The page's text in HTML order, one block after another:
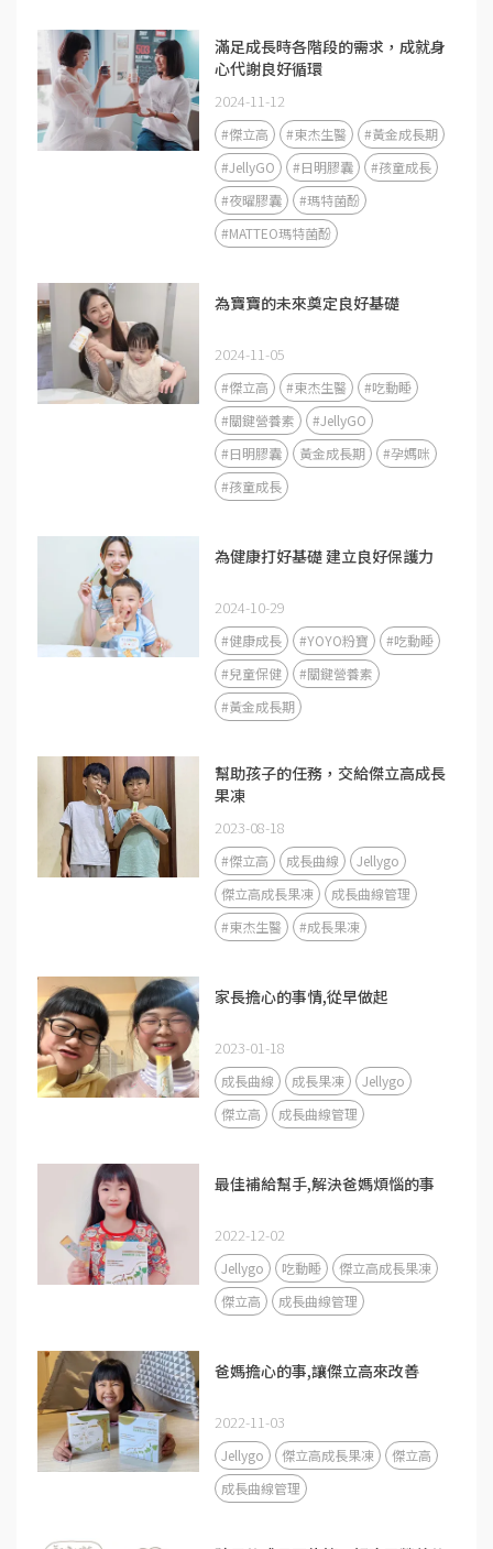
滿足成長時各階段的需求，成就身
心代謝良好循環
2024-11-12
#傑立高 #東杰生醫
#黃金成長期
#JellyGO
#日明膠囊
#孩童成長
#夜曜膠囊
#瑪特菌酚
#MATTEO瑪特菌酚
為寶寶的未來奠定良好基礎
2024-11-05
#傑立高 #東杰生醫
#吃動睡
#關鍵營養素
#JellyGO
#日明膠囊
黃金成長期
#孕媽咪
#孩童成長
為健康打好基礎 建立良好保護力
2024-10-29
#健康成長 #YOYO粉寶
#吃動睡
#兒童保健
#關鍵營養素
#黃金成長期
幫助孩子的任務，交給傑立高成長
果凍
2023-08-18
#傑立高 成長曲線
Jellygo
傑立高成長果凍
成長曲線管理
#東杰生醫
#成長果凍
家長擔心的事情,從早做起
2023-01-18
成長曲線 成長果凍
Jellygo
傑立高
成長曲線管理
最佳補給幫手,解決爸媽煩惱的事
2022-12-02
Jellygo 吃動睡
傑立高成長果凍
傑立高
成長曲線管理
爸媽擔心的事,讓傑立高來改善
2022-11-03
Jellygo 傑立高成長果凍
傑立高
成長曲線管理